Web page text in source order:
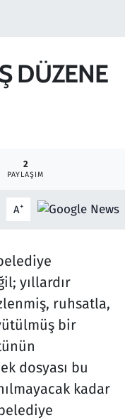
DÜZENE
2
PAYLAŞIM
A+
yıllardır
ruhsatla,
bir
dosyası bu
kadar